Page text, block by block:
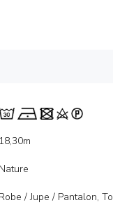
18,30m
Nature
Robe / Jupe / Pantalon,